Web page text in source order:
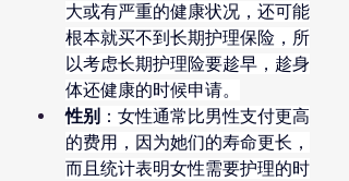
大或有严重的健康状况，还可能
根本就买不到长期护理保险，所
以考虑长期护理险要趁早，趁身
体还健康的时候申请。
性别 ：女性通常比男性支付更高
的费用，因为她们的寿命更长，
而且统计表明女性需要护理的时